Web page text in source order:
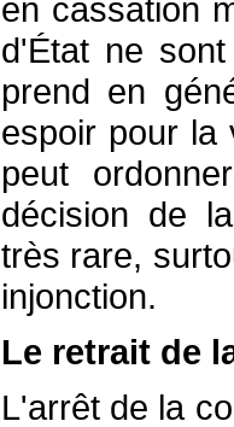
en cassation
d'État ne
prend en
espoir pour la
peut
décision de
très rare,
injonction.
Le retrait de
L'arrêt de la